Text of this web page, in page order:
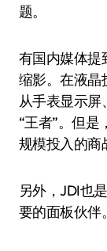
题。
有国内媒体提
缩影。在液晶
从手表显示屏
“王者”。但
规模投入的商
另外，JDI也
要的面板伙伴。